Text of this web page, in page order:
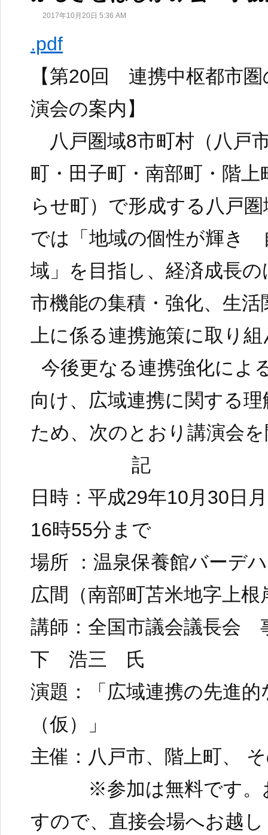
2017年10月20日 5:36 AM
.pdf
【第20回 連携中枢都市
演会の案内】
八戸圏域8市町村（八戸
町・田子町・南部町・階
らせ町）で形成する八戸
では「地域の個性が輝き
域」を目指し、経済成長
市機能の集積・強化、生
上に係る連携施策に取り
今後更なる連携強化によ
向け、広域連携に関する
ため、次のとおり講演会
記
日時：平成29年10月30日
16時55分まで
場所 ：温泉保養館バーデ
広間（南部町苫米地字上根
講師：全国市議会議長
下 浩三 氏
演題：「広域連携の先進
（仮）」
主催：八戸市、階上町、
※参加は無料です。お
すので、直接会場へお越